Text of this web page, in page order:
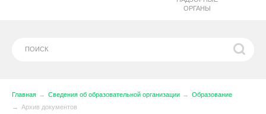
ОРГАНЫ
Главная Сведения об образовательной организации
Образование
Архив документов